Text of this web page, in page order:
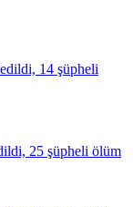
14 şüpheli
25 şüpheli ölüm